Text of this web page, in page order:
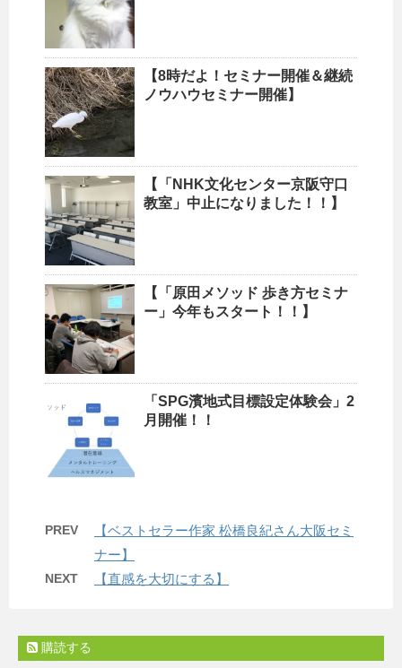
【8時だよ！セミナー開催＆継続
ノウハウセミナー開催】
【「NHK文化センター京阪守口
教室」中止になりました！！】
【「原田メソッド 歩き方セミナ
ー」今年もスタート！！】
「SPG濱地式目標設定体験会」2
月開催！！
PREV
【ベストセラー作家 松橋良紀さん大阪セミ
ナー】
NEXT 【直感を大切にする】
購読する